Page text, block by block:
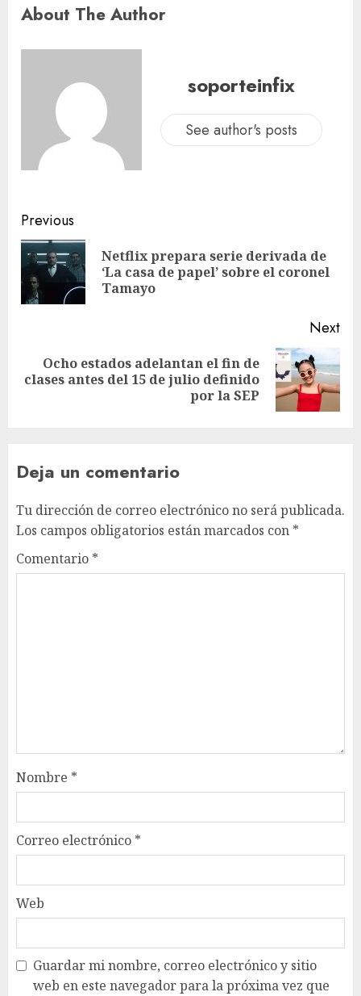
About The Author
soporteinfix
See author's posts
Previous
Netflix prepara serie derivada de
‘La casa de papel’ sobre el coronel
Tamayo
Next
Ocho estados adelantan el fin de
clases antes del 15 de julio definido
por la SEP
Deja un comentario
Tu dirección de correo electrónico no será publicada.
Los campos obligatorios están marcados con *
Comentario *
Nombre *
Correo electrónico *
Web
Guardar mi nombre, correo electrónico y sitio
web en este navegador para la próxima vez que